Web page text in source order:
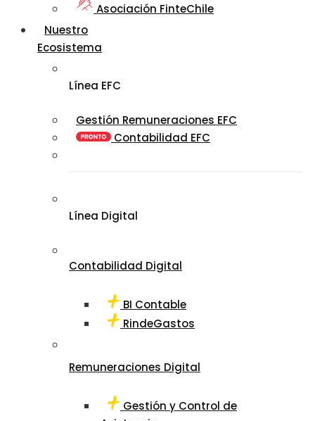
Asociación FinteChile
Nuestro
Ecosistema
Línea EFC
Gestión Remuneraciones EFC
Contabilidad EFC
Línea Digital
Contabilidad Digital
BI Contable
RindeGastos
Remuneraciones Digital
Gestión y Control de